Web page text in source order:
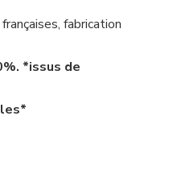
fabrication
*issus de